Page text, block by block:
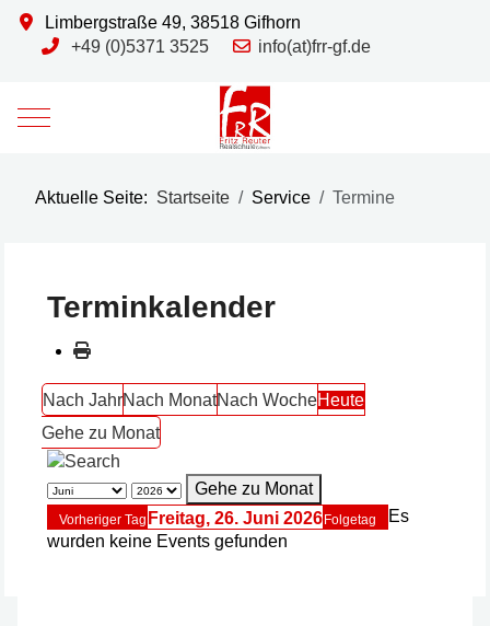
Limbergstraße 49, 38518 Gifhorn
+49 (0)5371 3525
info(at)frr-gf.de
Mobile Menu Toggle
Aktuelle Seite: Startseite Service Termine
Terminkalender
Nach JahrNach MonatNach WocheHeute
Gehe zu Monat
Gehe zu Monat
Vorheriger Tag Freitag, 26. Juni 2026Folgetag
Es
wurden keine Events gefunden